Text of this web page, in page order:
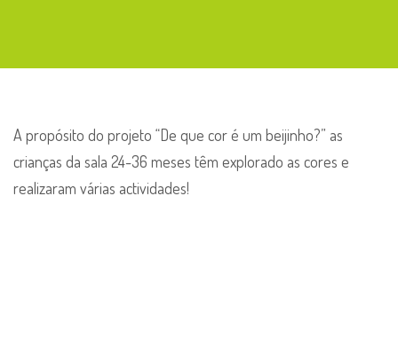
beijinho?
A propósito do projeto “De que cor é um beijinho?” as
crianças da sala 24-36 meses têm explorado as cores e
realizaram várias actividades!